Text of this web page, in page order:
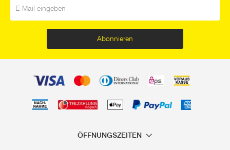
Abonnieren
ÖFFNUNGSZEITEN